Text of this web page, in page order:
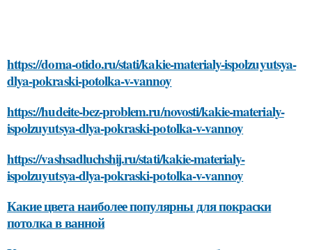
https://doma-otido.ru/stati/kakie-materialy-ispolzuyutsya-
dlya-pokraski-potolka-v-vannoy
https://hudeite-bez-problem.ru/novosti/kakie-materialy-
ispolzuyutsya-dlya-pokraski-potolka-v-vannoy
https://vashsadluchshij.ru/stati/kakie-materialy-
ispolzuyutsya-dlya-pokraski-potolka-v-vannoy
Какие цвета наиболее популярны для покраски
потолка в ванной